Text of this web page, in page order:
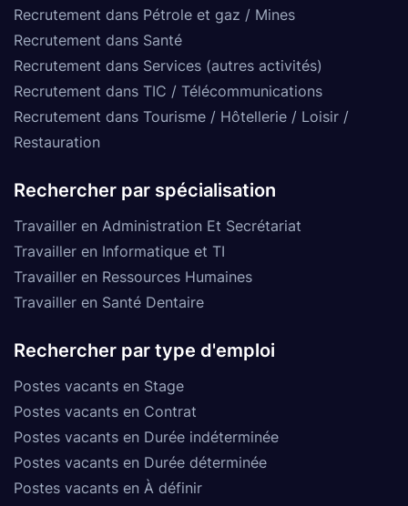
Recrutement dans Pétrole et gaz / Mines
Recrutement dans Santé
Recrutement dans Services (autres activités)
Recrutement dans TIC / Télécommunications
Recrutement dans Tourisme / Hôtellerie / Loisir /
Restauration
Rechercher par spécialisation
Travailler en Administration Et Secrétariat
Travailler en Informatique et TI
Travailler en Ressources Humaines
Travailler en Santé Dentaire
Rechercher par type d'emploi
Postes vacants en Stage
Postes vacants en Contrat
Postes vacants en Durée indéterminée
Postes vacants en Durée déterminée
Postes vacants en À définir